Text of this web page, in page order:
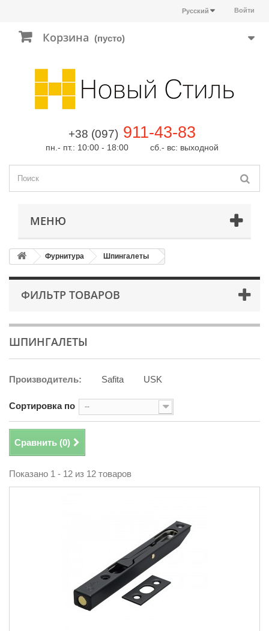
Войти
Русский
Корзина (пусто)
+38 (097) 911-43-83
пн.- пт.: 10:00 - 18:00 сб.- вс: выходной
МЕНЮ
Фурнитура Шпингалеты
ФИЛЬТР ТОВАРОВ
ШПИНГАЛЕТЫ
Производитель: Safita USK
Сортировка по --
Сравнить (0)
Показано 1 - 12 из 12 товаров